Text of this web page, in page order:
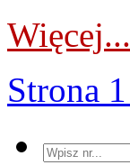
Więcej...
Strona